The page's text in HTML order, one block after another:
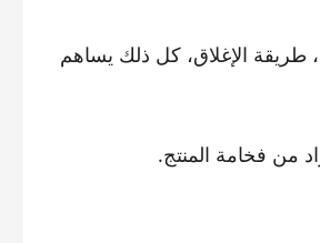
طريقة الإغلاق، كل ذلك يساهم
من فخامة المنتج.